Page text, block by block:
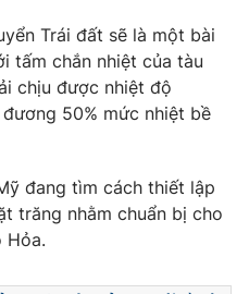
Việt Nam
điện tử số 483/GP-BTTTT
Hạnh, Phạm Quốc Thắng,
Trái đất sẽ là một bài
tấm chắn nhiệt của tàu
chịu được nhiệt độ
50% mức nhiệt bề
đang tìm cách thiết lập
trăng nhằm chuẩn bị cho
Hỏa.